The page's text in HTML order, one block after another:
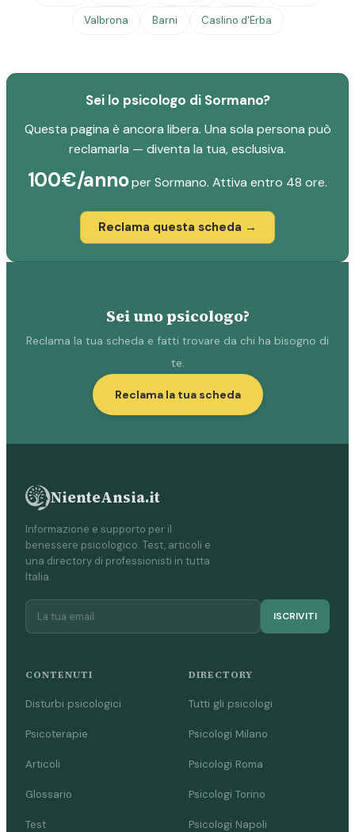
Valbrona Barni Caslino d'Erba
Sei lo psicologo di Sormano?
Questa pagina è ancora libera. Una sola persona può
reclamarla — diventa la tua, esclusiva.
100€/annoper Sormano. Attiva entro 48 ore.
Reclama questa scheda →
Sei uno psicologo?
Reclama la tua scheda e fatti trovare da chi ha bisogno di
te.
Reclama la tua scheda
NienteAnsia.it
Informazione e supporto per il
benessere psicologico. Test, articoli e
una directory di professionisti in tutta
Italia.
ISCRIVITI
CONTENUTI
Disturbi psicologici
Psicoterapie
Articoli
Glossario
Test
DIRECTORY
Tutti gli psicologi
Psicologi Milano
Psicologi Roma
Psicologi Torino
Psicologi Napoli